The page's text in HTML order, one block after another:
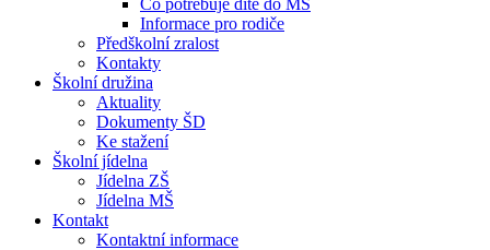
Co potřebuje dítě do MŠ
Informace pro rodiče
Předškolní zralost
Kontakty
Školní družina
Aktuality
Dokumenty ŠD
Ke stažení
Školní jídelna
Jídelna ZŠ
Jídelna MŠ
Kontakt
Kontaktní informace